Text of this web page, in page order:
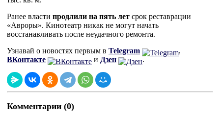
Ранее власти продлили на пять лет срок реставрации
«Авроры». Кинотеатр никак не могут начать
восстанавливать после неудачного ремонта.
Узнавай о новостях первым в Telegram
,
ВКонтакте
и Дзен .
Комментарии (0)